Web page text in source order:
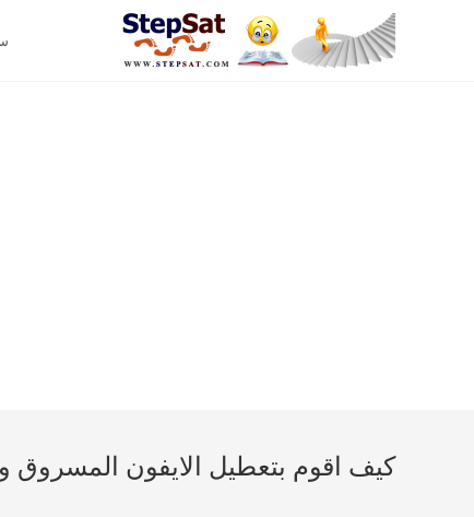
كيف اقوم بتعطيل الايفون المسروق